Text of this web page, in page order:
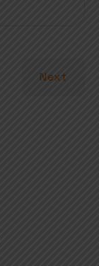
Next